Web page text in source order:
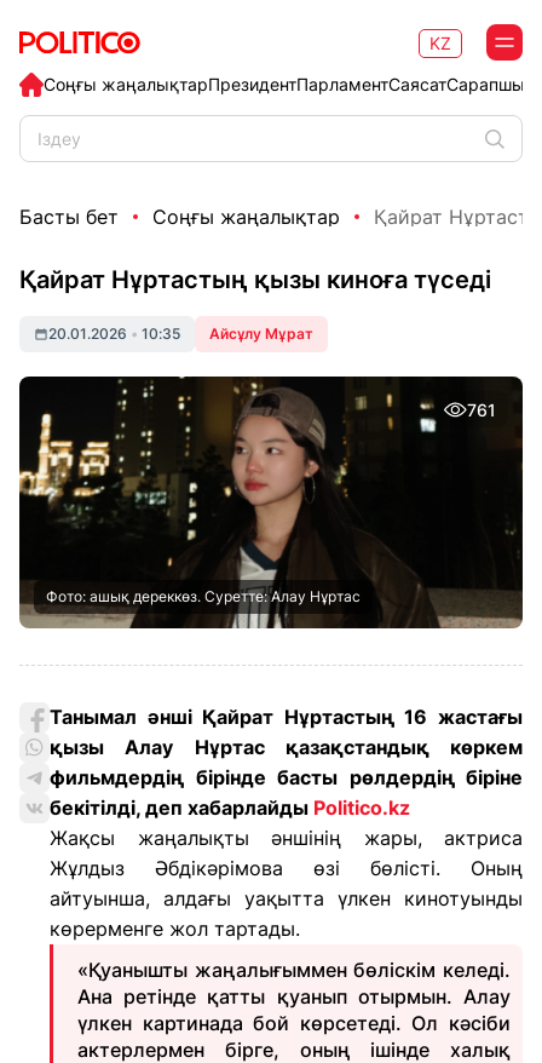
Соңғы жаңалықтарПрезидентПарламентСаясат
KZ
Басты бет Соңғы жаңалықтар Қайрат
Қайрат Нұртастың қызы киноға түседі
20.01.2026 • 10:35 Айсұлу Мұрат
761
Фото: ашық дереккөз. Суретте: Алау Нұртас
Танымал әнші Қайрат Нұртастың 16 жастағы
қызы Алау Нұртас қазақстандық көркем
фильмдердің бірінде басты рөлдердің біріне
бекітілді, деп хабарлайды Politico.kz
Жақсы жаңалықты әншінің жары, актриса
Жұлдыз Әбдікәрімова өзі бөлісті. Оның
айтуынша, алдағы уақытта үлкен кинотуынды
көрерменге жол тартады.
«Қуанышты жаңалығыммен бөліскім келеді.
Ана ретінде қатты қуанып отырмын. Алау
үлкен картинада бой көрсетеді. Ол кәсіби
актерлермен бірге, оның ішінде халық